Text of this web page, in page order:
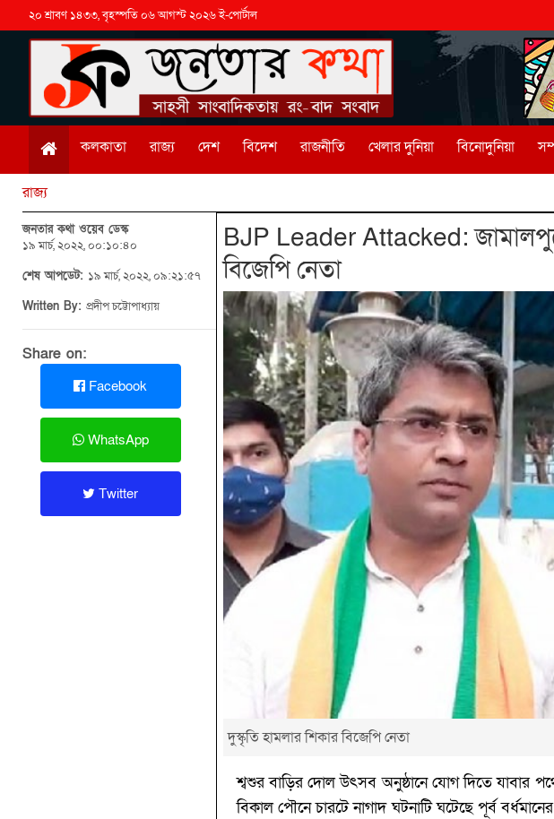
২০ শ্রাবণ ১৪৩৩, বৃহস্পতি ০৬ আগস্ট ২০২৬ ই-পোর্টাল
কলকাতা রাজ্য দেশ বিদেশ রাজনীতি খেলার দুনিয়া বিনোদুনিয়া
রাজ্য
জনতার কথা ওয়েব ডেস্ক
১৯ মার্চ, ২০২২, ০০:১০:৪০
শেষ আপডেট: ১৯ মার্চ, ২০২২, ০৯:২১:৫৭
Written By: প্রদীপ চট্টোপাধ্যায়
Share on:
Facebook
WhatsApp
Twitter
BJP Leader Attacked:
বিজেপি নেতা
দুস্কৃতি হামলার শিকার বিজেপি নেতা
শ্বশুর বাড়ির দোল উৎসব অনুষ্ঠানে যোগ দিতে যাবার
বিকাল পৌনে চারটে নাগাদ ঘটনাটি ঘটেছে পূর্ব